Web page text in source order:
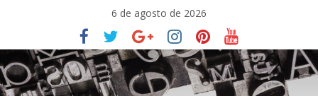
conteúdo
6 de agosto de 2026